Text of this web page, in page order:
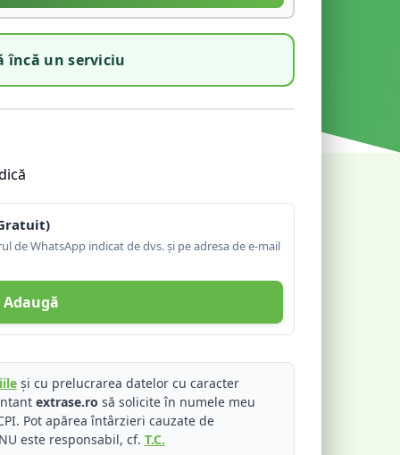
încă un serviciu
de WhatsApp indicat de dvs. și pe adresa de e-mail
Adaugă
și cu prelucrarea datelor cu caracter
extrase.ro să solicite în numele meu
Pot apărea întârzieri cauzate de
este responsabil, cf. T.C.